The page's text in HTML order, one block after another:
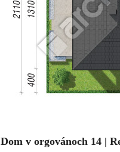
Dom v orgovánoch 14 |